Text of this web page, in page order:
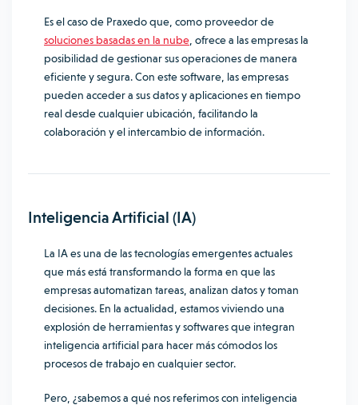
Es el caso de Praxedo que, como proveedor de
soluciones basadas en la nube , ofrece a las empresas la
posibilidad de gestionar sus operaciones de manera
eficiente y segura. Con este software, las empresas
pueden acceder a sus datos y aplicaciones en tiempo
real desde cualquier ubicación, facilitando la
colaboración y el intercambio de información.
Inteligencia Artificial (IA)
La IA es una de las tecnologías emergentes actuales
que más está transformando la forma en que las
empresas automatizan tareas, analizan datos y toman
decisiones. En la actualidad, estamos viviendo una
explosión de herramientas y softwares que integran
inteligencia artificial para hacer más cómodos los
procesos de trabajo en cualquier sector.
Pero, ¿sabemos a qué nos referimos con inteligencia